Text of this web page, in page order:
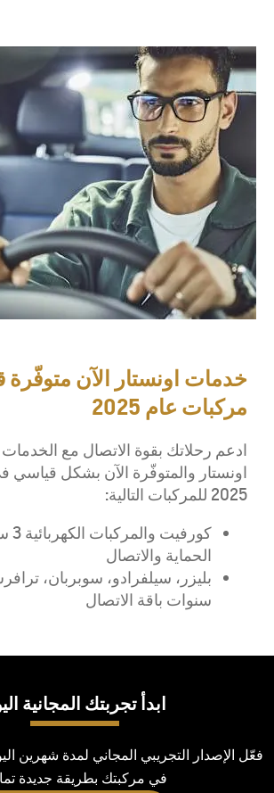
خدمات اونستار الآن متوفّرة
مركبات عام 2025
ادعم رحلاتك بقوة الاتصال مع
اونستار والمتوفّرة الآن بشكل قياسي
2025 للمركبات التالية:
كورفيت والمركبات الكهربائية 3
الحماية والاتصال
بليزر، سيلفرادو، سوبربان،
سنوات باقة الاتصال
ابدأ تجربتك المجانية
فعّل الإصدار التجريبي المجاني لمدة شهرين
في مركبتك بطريقة جديدة